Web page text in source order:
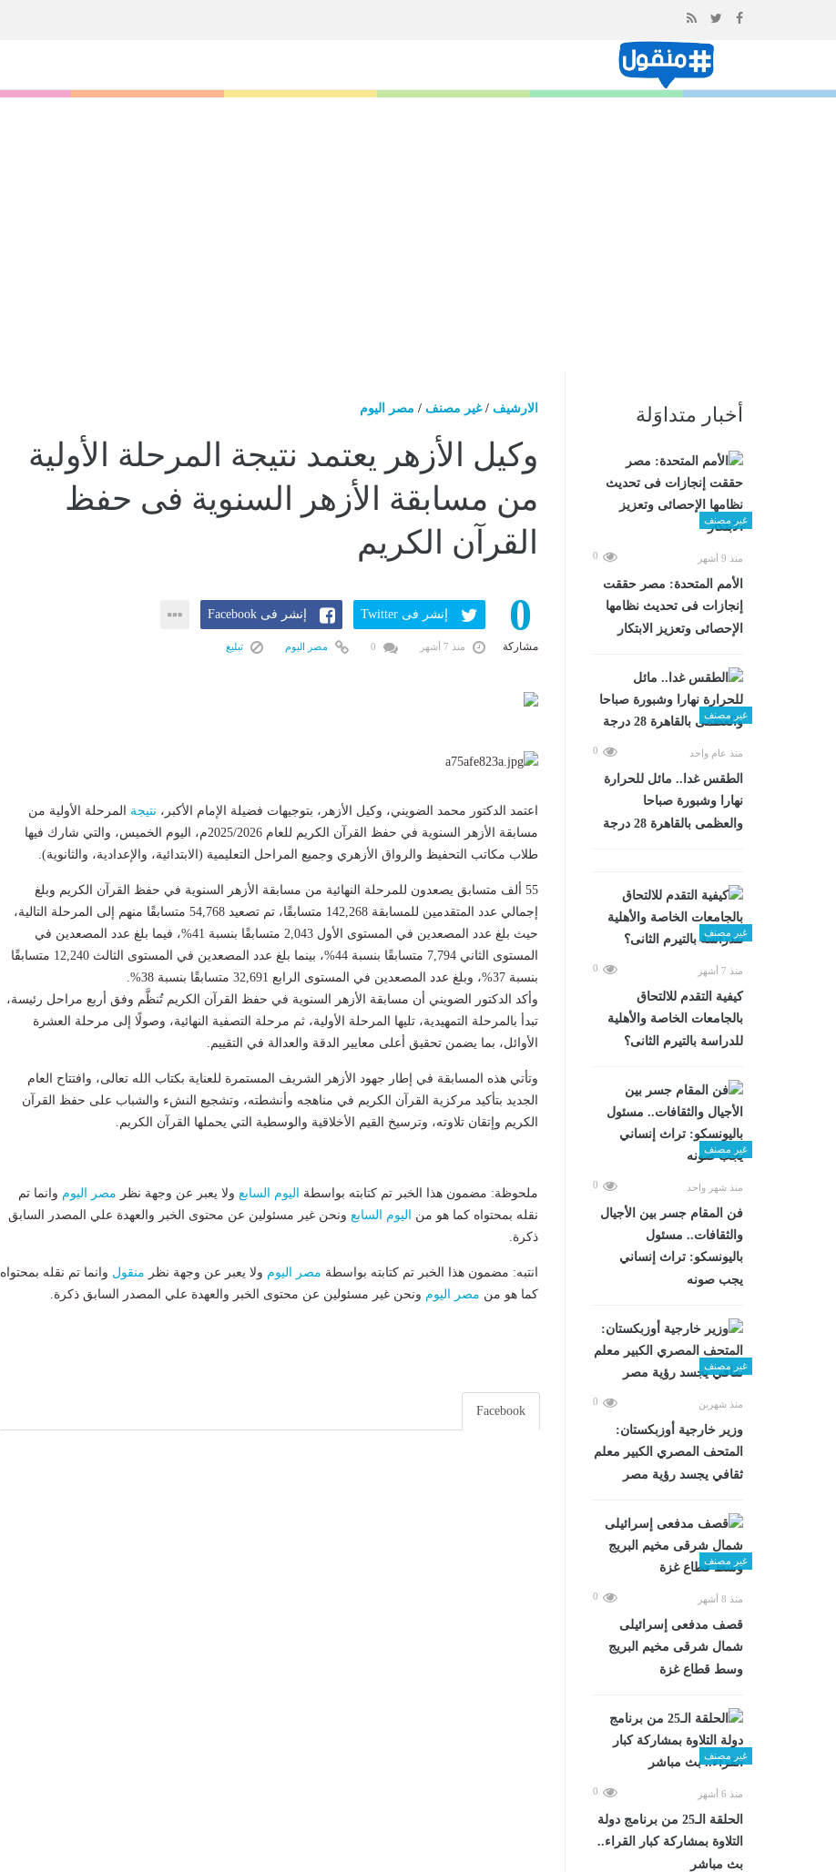
المحتوى
أخبار متداوَلة
غير مصنف
منذ 9 أشهر 0
الأمم المتحدة: مصر حققت
إنجازات فى تحديث نظامها
الإحصائى وتعزيز الابتكار
غير مصنف
منذ عام واحد 0
الطقس غدا.. مائل للحرارة
نهارا وشبورة صباحا
والعظمى بالقاهرة 28 درجة
غير مصنف
منذ 7 أشهر 0
كيفية التقدم للالتحاق
بالجامعات الخاصة والأهلية
للدراسة بالتيرم الثانى؟
غير مصنف
منذ شهر واحد 0
فن المقام جسر بين الأجيال
والثقافات.. مسئول
باليونسكو: تراث إنساني
يجب صونه
غير مصنف
منذ شهرين 0
وزير خارجية أوزبكستان:
المتحف المصري الكبير معلم
ثقافي يجسد رؤية مصر
غير مصنف
منذ 8 أشهر 0
قصف مدفعى إسرائيلى
شمال شرقى مخيم البريج
وسط قطاع غزة
غير مصنف
منذ 6 أشهر 0
الحلقة الـ25 من برنامج دولة
التلاوة بمشاركة كبار القراء..
بث مباشر
الارشيف /غير مصنف / مصر اليوم
وكيل الأزهر يعتمد نتيجة المرحلة الأولية
من مسابقة الأزهر السنوية فى حفظ
القرآن الكريم
0
مشاركة
إنشر فى Twitter إنشر فى Facebook
منذ 7 أشهر مصر اليوم تبليغ
اعتمد الدكتور محمد الضويني، وكيل الأزهر، بتوجيهات فضيلة الإمام الأكبر، نتيجة المرحلة الأولية من
مسابقة الأزهر السنوية في حفظ القرآن الكريم للعام 2025/2026م، اليوم الخميس، والتي شارك فيها
طلاب مكاتب التحفيظ والرواق الأزهري وجميع المراحل التعليمية (الابتدائية، والإعدادية، والثانوية).
55 ألف متسابق يصعدون للمرحلة النهائية من مسابقة الأزهر السنوية في حفظ القرآن الكريم
وبلغ
إجمالي عدد المتقدمين للمسابقة 142,268 متسابقًا، تم تصعيد 54,768 متسابقًا منهم إلى المرحلة التالية،
حيث بلغ عدد المصعدين في المستوى الأول 2,043 متسابقًا بنسبة 41%، فيما بلغ عدد المصعدين في
المستوى الثاني 7,794 متسابقًا بنسبة 44%، بينما بلغ عدد المصعدين في المستوى الثالث 12,240 متسابقًا
بنسبة 37%، وبلغ عدد المصعدين في المستوى الرابع 32,691 متسابقًا بنسبة 38%.
وأكد الدكتور الضويني أن مسابقة الأزهر السنوية في حفظ القرآن الكريم تُنظَّم وفق أربع مراحل رئيسة،
تبدأ بالمرحلة التمهيدية، تليها المرحلة الأولية، ثم مرحلة التصفية النهائية، وصولًا إلى مرحلة العشرة
الأوائل، بما يضمن تحقيق أعلى معايير الدقة والعدالة في التقييم.
وتأتي هذه المسابقة في إطار جهود الأزهر الشريف المستمرة للعناية بكتاب الله تعالى، وافتتاح العام
الجديد بتأكيد مركزية القرآن الكريم في مناهجه وأنشطته، وتشجيع النشء والشباب على حفظ القرآن
الكريم وإتقان تلاوته، وترسيخ القيم الأخلاقية والوسطية التي يحملها القرآن الكريم.
ملحوظة: مضمون هذا الخبر تم كتابته بواسطة اليوم السابع ولا يعبر عن وجهة نظر مصر اليوم وانما تم
نقله بمحتواه كما هو من
اليوم السابع ونحن غير مسئولين عن محتوى الخبر والعهدة علي المصدر السابق
ذكرة.
انتبه: مضمون هذا الخبر تم كتابته بواسطة مصر اليوم ولا يعبر عن وجهة نظر منقول وانما تم نقله بمحتواه
كما هو من مصر اليوم ونحن غير مسئولين عن محتوى الخبر والعهدة علي المصدر السابق ذكرة.
Facebook